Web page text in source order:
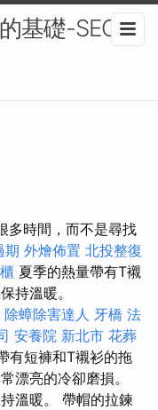
基礎-SEO顧
多時間，而不是尋找
期 外燴佈置 北投整復
夏季的熱量帶有T襯
持溫暖。
除蟑除害達人 牙橋 法
安養院 新北市 花葬
有短褲和T襯衫的拖
漂亮的冷卻磨損。
溫暖。 帶帽的拉鍊